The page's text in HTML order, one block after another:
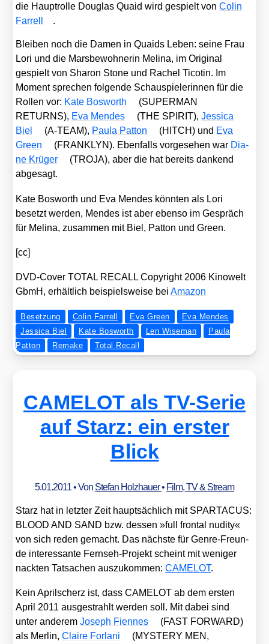
die Haupt­rol­le Dou­glas Quaid wird gespielt vonColin
Far­rell
.
Blei­ben noch die Damen in Quaids Leben: sei­ne Frau
Lori und die Mars­be­woh­ne­rin Melina, im Ori­gi­nal
gespielt von Sharon Stone und Rachel Tico­tin. Im
Moment spre­chen fol­gen­de Schau­spie­le­rin­nen für die
Rol­len vor: Kate Bos­worth
(SUPERMAN
RETURNS), Eva Men­des (THE SPIRIT),Jes­si­ca
Biel
(A‑TEAM), Pau­la Pat­ton (HITCH) und Eva
Green
(FRANKLYN). Eben­falls vor­ge­se­hen war Dia­
ne Krü­ger
(TROJA), aber die hat bereits dan­kend
abge­sagt.
Kate Bos­worth und Eva Men­des könn­ten als Lori
besetzt wer­den, Men­des ist aber eben­so im Gespräch
für Melina, zusam­men mit Biel, Pat­ton und Green.
[cc]
DVD-Cover TOTAL RECALL Copy­right 2006 Kino­welt
GbmH, erhält­lich bei­spiels­wei­se beiAma­zon
Besetzung Colin Farrell Eva Green
Eva Mendes
Jessica Biel
Kate Bosworth Len Wiseman
Paula
Patton
Remake Total Recall
CAMELOT als TV-Serie
auf Starz: ein erster
Blick
5.01.2011• Von Stefan Holzhauer• Film, TV & Stream
Starz hat in letz­ter Zeit haupt­säch­lich mit SPARTACUS:
BLOOD AND SAND bzw. des­sen »full fron­tal nudi­ty«
von sich reden gemacht. Das nächs­te für Gen­re-Freun­
de inter­es­san­te Fern­seh-Pro­jekt scheint mit weni­ger
nack­ten Tat­sa­chen aus­zu­kom­men:CAMELOT.
Kein April­scherz ist, dass CAMELOT ab dem ers­ten
April 2011 aus­ge­strahlt wer­den soll. Mit dabei sind
unter ande­remJoseph Fien­nes
(FAST FORWARD)
als Mer­lin,Clai­re For­la­ni
(MYSTERY MEN,